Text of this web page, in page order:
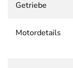
Getriebe
Motordetails